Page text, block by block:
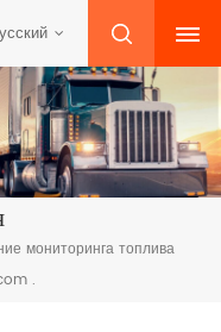
мониторинга топлива
.